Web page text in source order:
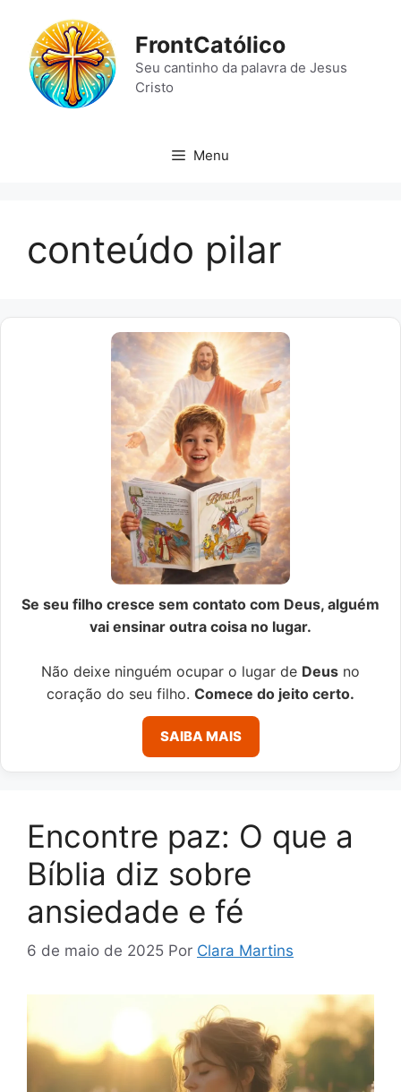
conteúdo
FrontCatólico
Seu cantinho da palavra de Jesus
Cristo
Menu
conteúdo pilar
Se seu filho cresce sem contato com Deus, alguém
vai ensinar outra coisa no lugar.
Não deixe ninguém ocupar o lugar de Deus no
coração do seu filho. Comece do jeito certo.
SAIBA MAIS
Encontre paz: O que a
Bíblia diz sobre
ansiedade e fé
6 de maio de 2025 Por Clara Martins